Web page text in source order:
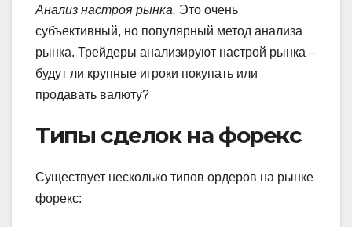
Анализ настроя рынка. Это очень
субъективный, но популярный метод анализа
рынка. Трейдеры анализируют настрой рынка –
будут ли крупные игроки покупать или
продавать валюту?
Типы сделок на форекс
Существует несколько типов ордеров на рынке
форекс: